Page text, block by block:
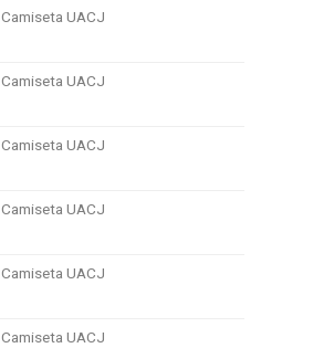
Camiseta UACJ
Camiseta UACJ
Camiseta UACJ
Camiseta UACJ
Camiseta UACJ
Camiseta UACJ